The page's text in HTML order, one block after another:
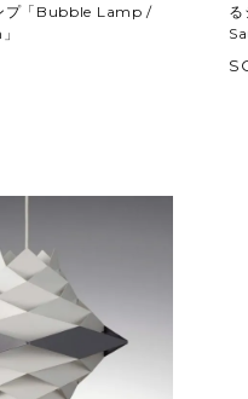
プ「Bubble Lamp /